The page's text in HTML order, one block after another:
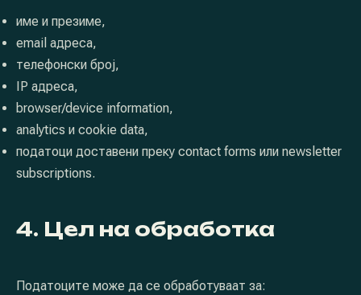
име и презиме,
email адреса,
телефонски број,
IP адреса,
browser/device information,
analytics и cookie data,
податоци доставени преку contact forms или newsletter
subscriptions.
4. Цел на обработка
Податоците може да се обработуваат за: